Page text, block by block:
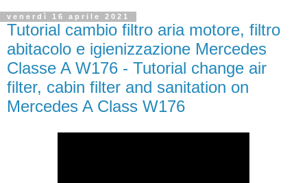
venerdì 16 aprile 2021
Tutorial cambio filtro aria motore, filtro
abitacolo e igienizzazione Mercedes
Classe A W176 - Tutorial change air
filter, cabin filter and sanitation on
Mercedes A Class W176